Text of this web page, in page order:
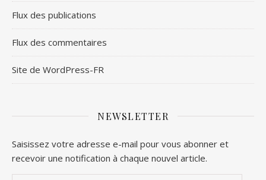
Flux des publications
Flux des commentaires
Site de WordPress-FR
NEWSLETTER
Saisissez votre adresse e-mail pour vous abonner et
recevoir une notification à chaque nouvel article.